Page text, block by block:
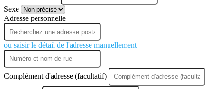
Sexe
Adresse personnelle
ou saisir le détail de l'adresse manuellement
Complément d'adresse (facultatif)